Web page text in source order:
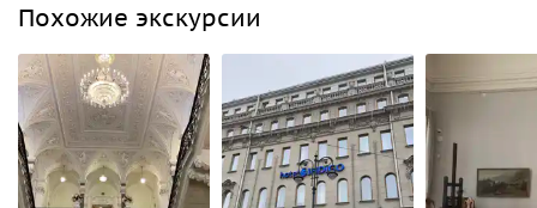
Похожие экскурсии